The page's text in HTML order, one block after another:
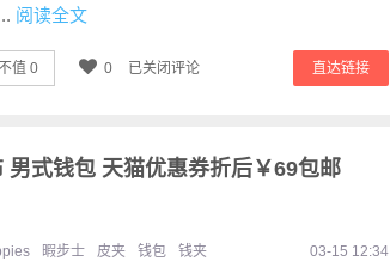
阅读全文
直达链接
值 0 0 已关闭评论
式钱包 天猫优惠券折后￥69包邮
暇步士 皮夹 钱包 钱夹 03-15 12:34